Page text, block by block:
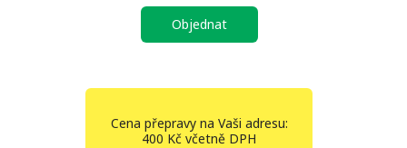
Objednat
Cena přepravy na Vaši adresu:
400 Kč včetně DPH